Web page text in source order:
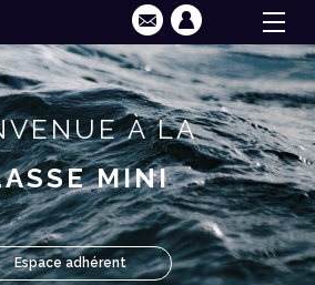
À LA
MINI
Espace adhérent